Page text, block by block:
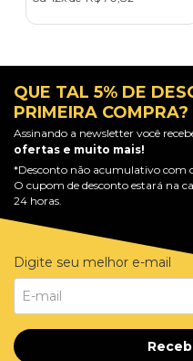
QUE TAL 5% DE
PRIMEIRA COMPRA?
Assinando a newsletter você
ofertas e muito mais!
*Desconto não acumulativo com
O cupom de desconto estará na
24 horas.
Digite seu melhor e-mail